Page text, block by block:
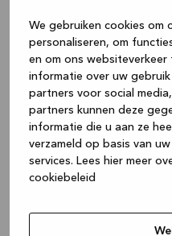
We gebruiken cookies om
personaliseren, om
en om ons websiteverkeer
informatie over uw
partners voor social
partners kunnen deze
informatie die u aan ze
verzameld op basis van
services. Lees hier meer
cookiebeleid